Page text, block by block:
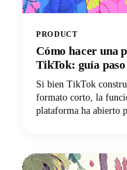
PRODUCT
Cómo hacer una
TikTok: guía paso
Si bien TikTok
formato corto, la
plataforma ha abierto
Además, no necesitas